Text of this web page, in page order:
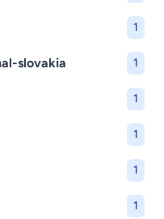
1
slovakia 1
1
1
1
1